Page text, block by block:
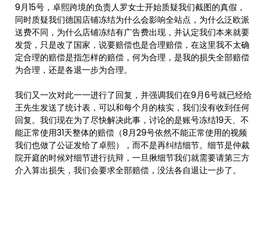
9月15号，卓熙跨境的负责人罗女士开始质疑我们截图的真假，
同时质疑我们德国店铺冻结为什么会影响全站点，为什么泛欧派
送费不同，为什么店铺冻结有广告费出现，并认定我们本来就要
发货，只是改了国家，说要赔偿也是合理赔偿，在这里我不太确
定合理的赔偿是指怎样的赔偿，何为合理，是我的损失全部赔偿
为合理，还是各退一步为合理。
我们又一次对此一一进行了回复，并强调我们在9月6号就已经给
王先生发送了统计表，可以和每个月的核实，我们没有收到任何
回复。我们现在为了尽快解决此事，讨论的是账号冻结19天、不
能正常使用31天整体的赔偿（8月29号依然不能正常使用的视频
我们也做了公证发给了卓熙），而不是再纠结细节。细节是仲裁
院开庭的时候对细节进行抗辩，一旦揪细节我们就需要请第三方
介入算出损失，我们会要求全部赔偿，没法各自退让一步了。